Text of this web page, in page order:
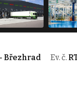
Březhrad Ev. č.